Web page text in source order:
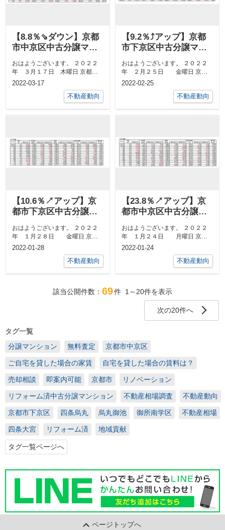
【8.8％⇘ダウン】京都
市中京区中古分譲マン
ション２月成約㎡単価
前年対比
おはようございます。 ２０２２
年 ３月１７日 木曜日 京都市
中京区 最高気温１８度、 最
2022-03-17
不動産動向
【9.2％⤴アップ】京都
市下京区中古分譲マン
ション１月成約㎡単価
前年対比
おはようございます。 ２０２２
年 ２月２５日 金曜日 京都
市中京区 最高気温１１度、
2022-02-25
不動産動向
【10.6％↗アップ】京
都市下京区中古分譲マ
単価前年対比
おはようございます。 ２０２２
年 １月２８日 金曜日 京都
市中京区 最高気温９度、 最
2022-01-28
不動産動向
【23.8％↗アップ】京
都市中京区中古分譲マ
単価前年対比
おはようございます。 ２０２２
年 １月２４日 月曜日 京都
市中京区 最高気温９度、最低
2022-01-24
不動産動向
該当公開件数： 69件 1～20件を表示
次の20件へ
タグ一覧
分譲マンション
無料査定 京都市中京区
ご自宅を貸した場合の家賃 自宅を貸した場合の賃料は？
売却相談 即案内可能 京都市 リノベーション
リフォーム済中古分譲マンション 不動産相場調査 不動産動向
京都市下京区 四条烏丸 烏丸御池 御所南学区 不動産相場
四条大宮 リフォーム済 地域貢献
タグ一覧ページへ
ページトップへ